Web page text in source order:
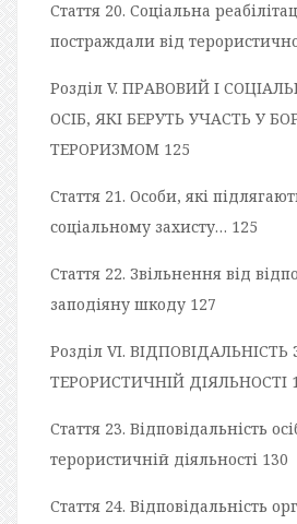
Стаття 20. Соціальна
постраждали від
Розділ V. ПРАВОВИЙ І
ОСІБ, ЯКІ БЕРУТЬ УЧАСТЬ У
ТЕРОРИЗМОМ 125
Стаття 21. Особи, які
соціальному захисту… 125
Стаття 22. Звільнення від
заподіяну шкоду 127
Розділ VI.
ТЕРОРИСТИЧНІЙ ДІЯЛЬНОСТІ
Стаття 23. Відповідальність
терористичній діяльності 130
Стаття 24. Відповідальність